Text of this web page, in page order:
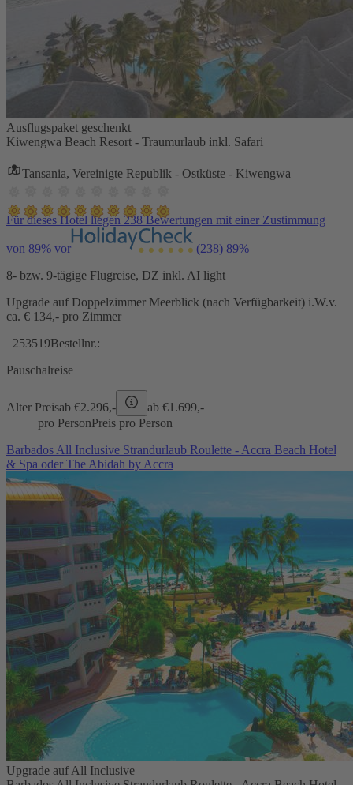
Ausflugspaket geschenkt
Kiwengwa Beach Resort - Traumurlaub inkl. Safari
Tansania, Vereinigte Republik - Ostküste - Kiwengwa
Für dieses Hotel liegen 238 Bewertungen mit einer Zustimmung
von 89% vor (238) 89%
8- bzw. 9-tägige Flugreise, DZ inkl. AI light
Upgrade auf Doppelzimmer Meerblick (nach Verfügbarkeit) i.W.v.
ca. € 134,- pro Zimmer
253519Bestellnr.:
Pauschalreise
Alter Preisab €2.296,- ab €1.699,-
pro PersonPreis pro Person
Barbados All Inclusive Strandurlaub Roulette - Accra Beach Hotel
& Spa oder The Abidah by Accra
Upgrade auf All Inclusive